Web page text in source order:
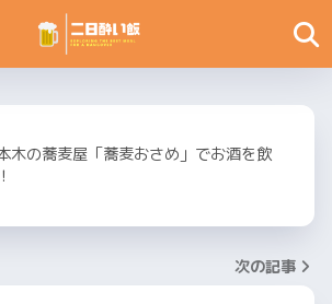
木の蕎麦屋「蕎麦おさめ」でお酒を飲
次の記事